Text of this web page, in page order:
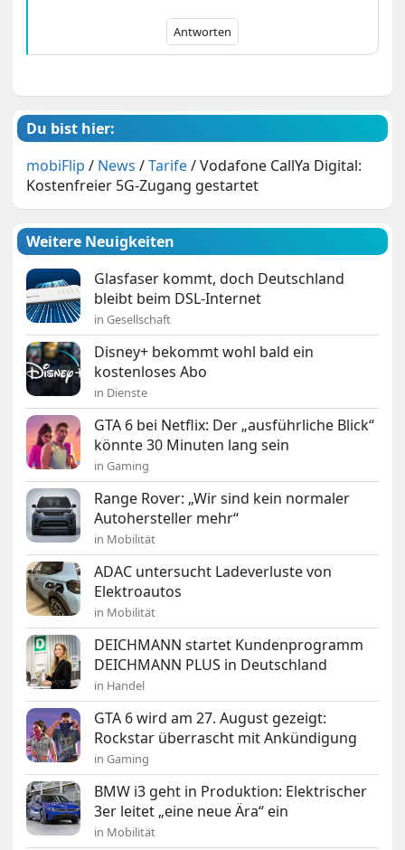
Antworten
Du bist hier:
mobiFlip / News /Tarife/Vodafone CallYa Digital:
Kostenfreier 5G-Zugang gestartet
Weitere Neuigkeiten
Glasfaser kommt, doch Deutschland
bleibt beim DSL-Internet
in Gesellschaft
Disney+ bekommt wohl bald ein
kostenloses Abo
in Dienste
GTA 6 bei Netflix: Der „ausführliche Blick“
könnte 30 Minuten lang sein
in Gaming
Range Rover: „Wir sind kein normaler
Autohersteller mehr“
in Mobilität
ADAC untersucht Ladeverluste von
Elektroautos
in Mobilität
DEICHMANN startet Kundenprogramm
DEICHMANN PLUS in Deutschland
in Handel
GTA 6 wird am 27. August gezeigt:
Rockstar überrascht mit Ankündigung
in Gaming
BMW i3 geht in Produktion: Elektrischer
3er leitet „eine neue Ära“ ein
in Mobilität